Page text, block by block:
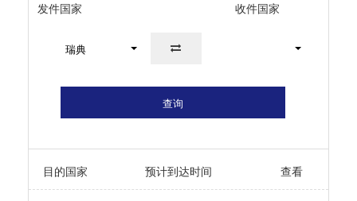
发件国家 收件国家
瑞典
查询
目的国家 预计到达时间 查看